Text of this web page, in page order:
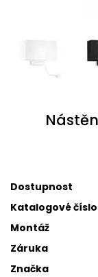
Dostupnost
Katalogové číslo
Montáž
Záruka
Značka